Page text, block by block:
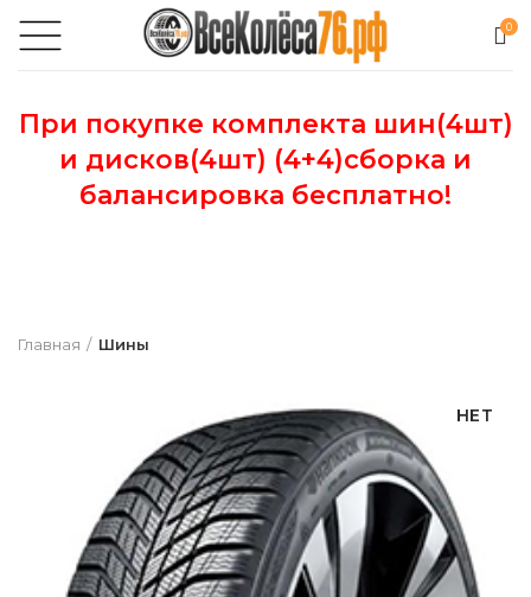
0
При покупке комплекта шин(4шт)
и дисков(4шт) (4+4)сборка и
балансировка бесплатно!
Главная Шины
НЕТ